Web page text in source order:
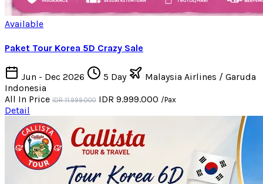
Available
Paket Tour Korea 5D Crazy Sale
Jun - Dec 2026 5 Day
Malaysia Airlines / Garuda
Indonesia
All In Price IDR 11.999.000 IDR 9.999.000 /Pax
Detail